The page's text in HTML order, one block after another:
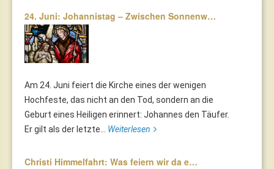
24. Juni: Johannistag – Zwischen Sonnenw…
Am 24. Juni feiert die Kirche eines der wenigen
Hochfeste, das nicht an den Tod, sondern an die
Geburt eines Heiligen erinnert: Johannes den Täufer.
Er gilt als der letzte... Weiterlesen
Christi Himmelfahrt: Was feiern wir da e…